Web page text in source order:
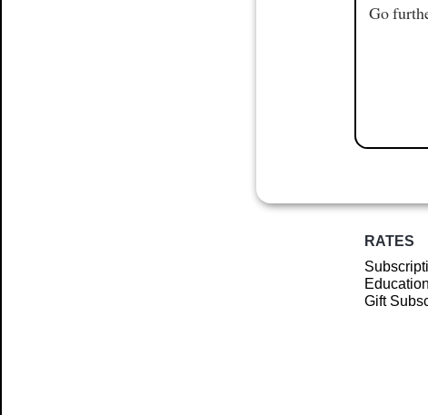
Go
RATES
Gift